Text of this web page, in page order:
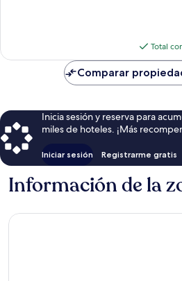
Total
Comparar
Inicia sesión y reserva para
miles de hoteles. ¡Más
Iniciar sesión Registrarme gratis
Información de la